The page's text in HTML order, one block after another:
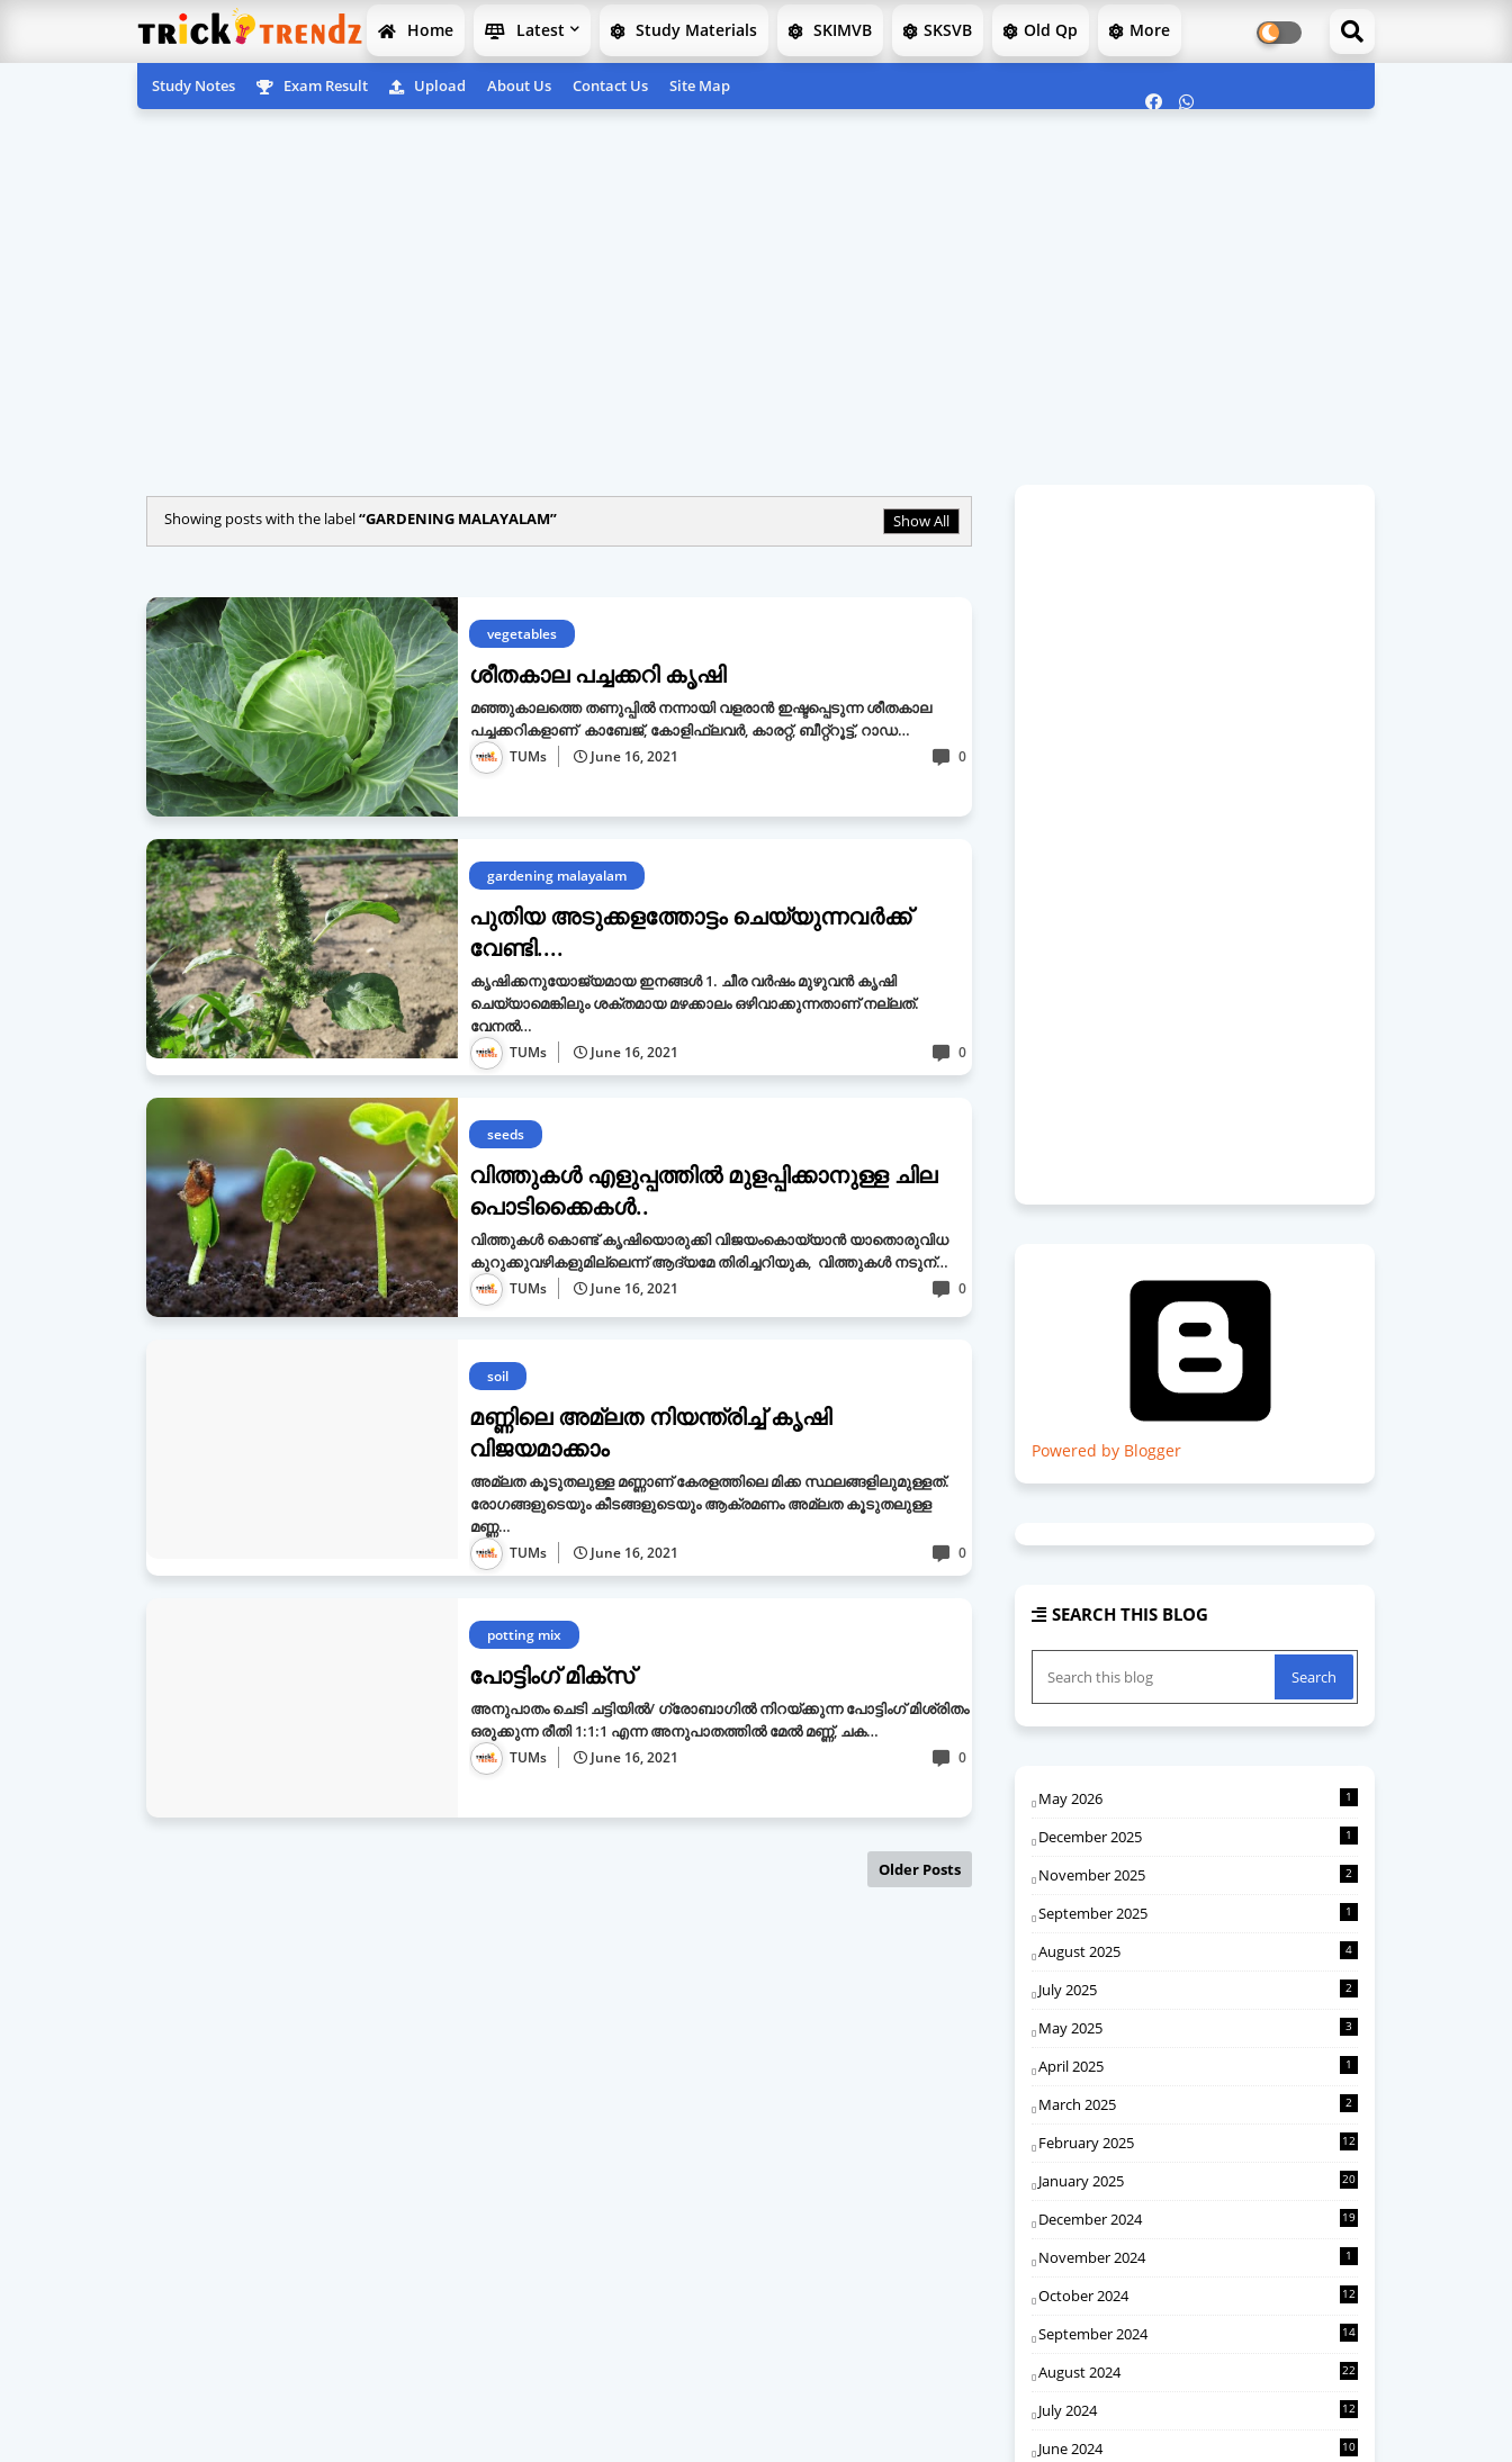
Home Latest Study Materials SKIMVB SKSVB Old Qp More
Study Notes Exam Result Upload About Us Contact Us Site Map
Showing posts with the label GARDENING MALAYALAM Show All
vegetables
ശീതകാല പച്ചക്കറി കൃഷി
മഞ്ഞുകാലത്തെ തണുപ്പിൽ നന്നായി വളരാൻ ഇഷ്ടപ്പെടുന്ന ശീതകാല
പച്ചക്കറികളാണ് കാബേജ്, കോളിഫ്ലവർ, കാരറ്റ്, ബീറ്റ്റൂട്ട്, റാഡ…
TUMs June 16, 2021 0
gardening malayalam
പുതിയ അടുക്കളത്തോട്ടം ചെയ്യുന്നവർക്ക്
വേണ്ടി....
കൃഷിക്കനുയോജ്യമായ ഇനങ്ങള്‍ 1. ചീര വര്‍ഷം മുഴുവന്‍ കൃഷി
ചെയ്യാമെങ്കിലും ശക്തമായ മഴക്കാലം ഒഴിവാക്കുന്നതാണ് നല്ലത്.
വേനല്‍…
TUMs June 16, 2021 0
seeds
വിത്തുകള്‍ എളുപ്പത്തില്‍ മുളപ്പിക്കാനുള്ള ചില
പൊടിക്കൈകള്‍..
വിത്തുകള്‍ കൊണ്ട് കൃഷിയൊരുക്കി വിജയംകൊയ്യാന്‍ യാതൊരുവിധ
കുറുക്കുവഴികളുമില്ലെന്ന് ആദ്യമേ തിരിച്ചറിയുക, വിത്തുകള്‍ നടുന്…
TUMs June 16, 2021 0
soil
മണ്ണിലെ അമ്ലത നിയന്ത്രിച്ച് കൃഷി
വിജയമാക്കാം
അമ്ലത കൂടുതലുള്ള മണ്ണാണ് കേരളത്തിലെ മിക്ക സ്ഥലങ്ങളിലുമുള്ളത്.
രോഗങ്ങളുടെയും കീടങ്ങളുടെയും ആക്രമണം അമ്ലത കൂടുതലുള്ള
മണ്ണ…
TUMs June 16, 2021 0
potting mix
പോട്ടിംഗ് മിക്സ്
അനുപാതം ചെടി ചട്ടിയിൽ/ ഗ്രോബാഗിൽ നിറയ്ക്കുന്ന പോട്ടിംഗ് മിശ്രിതം
ഒരുക്കുന്ന രീതി 1:1:1 എന്ന അനുപാതത്തിൽ മേൽ മണ്ണ്, ചക…
TUMs June 16, 2021 0
Older Posts
Powered by Blogger
SEARCH THIS BLOG
May 2026 1
December 2025 1
November 2025 2
September 2025 1
August 2025 4
July 2025 2
May 2025 3
April 2025 1
March 2025 2
February 2025 12
January 2025 20
December 2024 19
November 2024 1
October 2024 12
September 2024 14
August 2024 22
July 2024 12
June 2024 10